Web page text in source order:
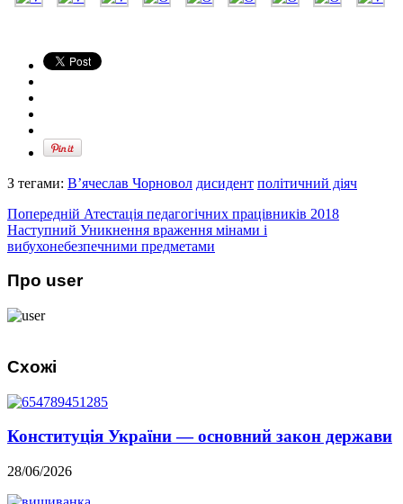
З тегами: В’ячеслав Чорновол дисидент політичний діяч
Попередній Атестація педагогічних працівників 2018
Наступний Уникнення враження мінами і
вибухонебезпечними предметами
Про user
Схожі
Конституція України — основний закон держави
28/06/2026